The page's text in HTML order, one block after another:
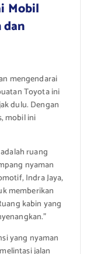
Mobil
mengendarai
Toyota ini
dulu. Dengan
mobil ini
ruang
nyaman
Indra Jaya,
memberikan
kabin yang
yang nyaman